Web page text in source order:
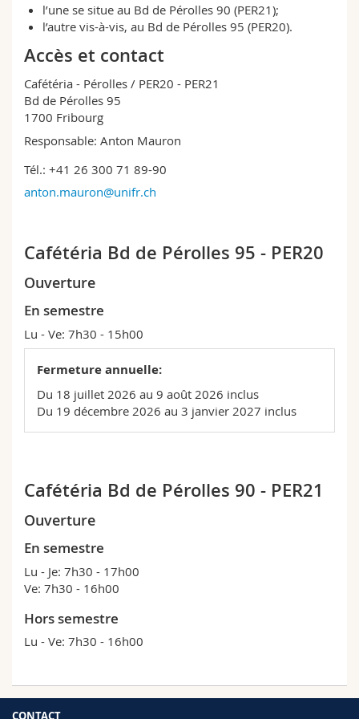
Sciences et médecine
Interfacultaire
Collaborateurs
Doctorants
Webmail
Programme des cours
MyUnifr
l’une se situe au Bd de Pérolles 90 (PER21);
l’autre vis-à-vis, au Bd de Pérolles 95 (PER20).
Accès et contact
Cafétéria - Pérolles / PER20 - PER21
Bd de Pérolles 95
1700 Fribourg
Responsable: Anton Mauron
Tél.: +41 26 300 71 89-90
anton.mauron@unifr.ch
Cafétéria Bd de Pérolles 95 - PER20
Ouverture
En semestre
Lu - Ve: 7h30 - 15h00
Fermeture annuelle:
Du 18 juillet 2026 au 9 août 2026 inclus
Du 19 décembre 2026 au 3 janvier 2027 inclus
Cafétéria Bd de Pérolles 90 - PER21
Ouverture
En semestre
Lu - Je: 7h30 - 17h00
Ve: 7h30 - 16h00
Hors semestre
Lu - Ve: 7h30 - 16h00
CONTACT